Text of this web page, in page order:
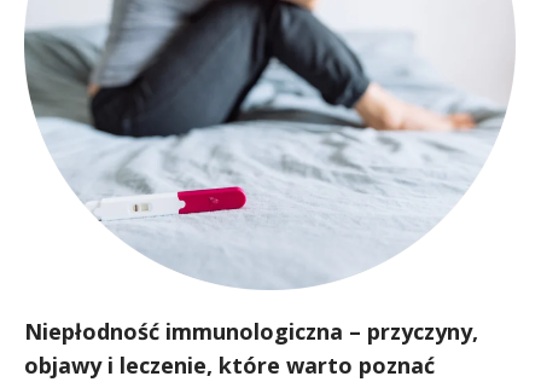
Niepłodność immunologiczna – przyczyny,
objawy i leczenie, które warto poznać